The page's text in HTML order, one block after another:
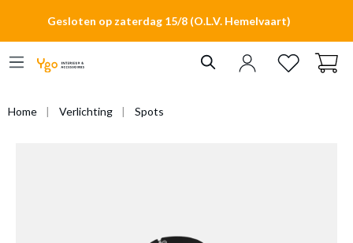
Gesloten op zaterdag 15/8 (O.L.V. Hemelvaart)
Home Verlichting Spots